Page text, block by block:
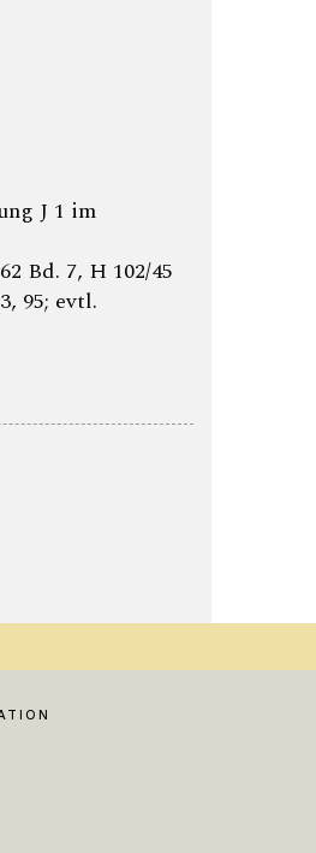
J 1 im
Bd. 7, H 102/45
95; evtl.